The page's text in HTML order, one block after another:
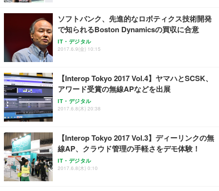
ソフトバンク、先進的なロボティクス技術開発
で知られるBoston Dynamicsの買収に合意
IT・デジタル
2017.6.9(金) 10:15
【Interop Tokyo 2017 Vol.4】ヤマハとSCSK、
アワード受賞の無線APなどを出展
IT・デジタル
2017.6.8(木) 20:38
【Interop Tokyo 2017 Vol.3】ディーリンクの無
線AP、クラウド管理の手軽さをデモ体験！
IT・デジタル
2017.6.8(木) 0:10